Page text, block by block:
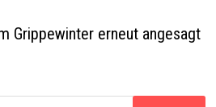
Grippewinter erneut angesagt